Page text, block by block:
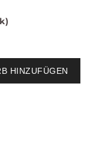
HINZUFÜGEN